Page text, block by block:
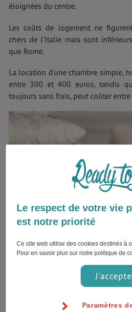
éloignées du centre.
Les coûts de logement ne
chers de l'Italie mais sont
que Rome.
La location d'une chambre simple,
entre 300 et 400 euros, tandis
toujours sans frais, peut coûter
Court séjour
Les auberges de jeunesses à
Le respect de votre vie
est notre priorité
Ce site web utilise des cookies destinés à
Pour en savoir plus sur notre politique de
J'accepte
Paramètres